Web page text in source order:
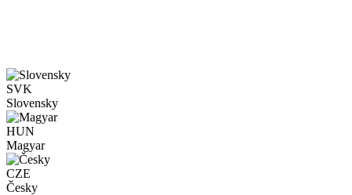
SVK
Slovensky
HUN
Magyar
CZE
Česky